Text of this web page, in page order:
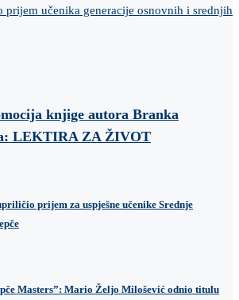
prijem učenika generacije osnovnih i srednjih
knjige autora Branka
LEKTIRA ZA ŽIVOT
prijem za uspješne učenike Srednje
Masters”: Mario Željo Milošević odnio titulu